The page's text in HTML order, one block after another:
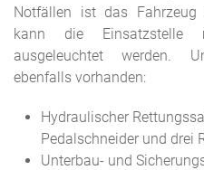
Notfällen ist das Fahrzeug
kann die Einsatzstelle
ausgeleuchtet werden.
ebenfalls vorhanden:
Hydraulischer
Pedalschneider und drei
Unterbau- und